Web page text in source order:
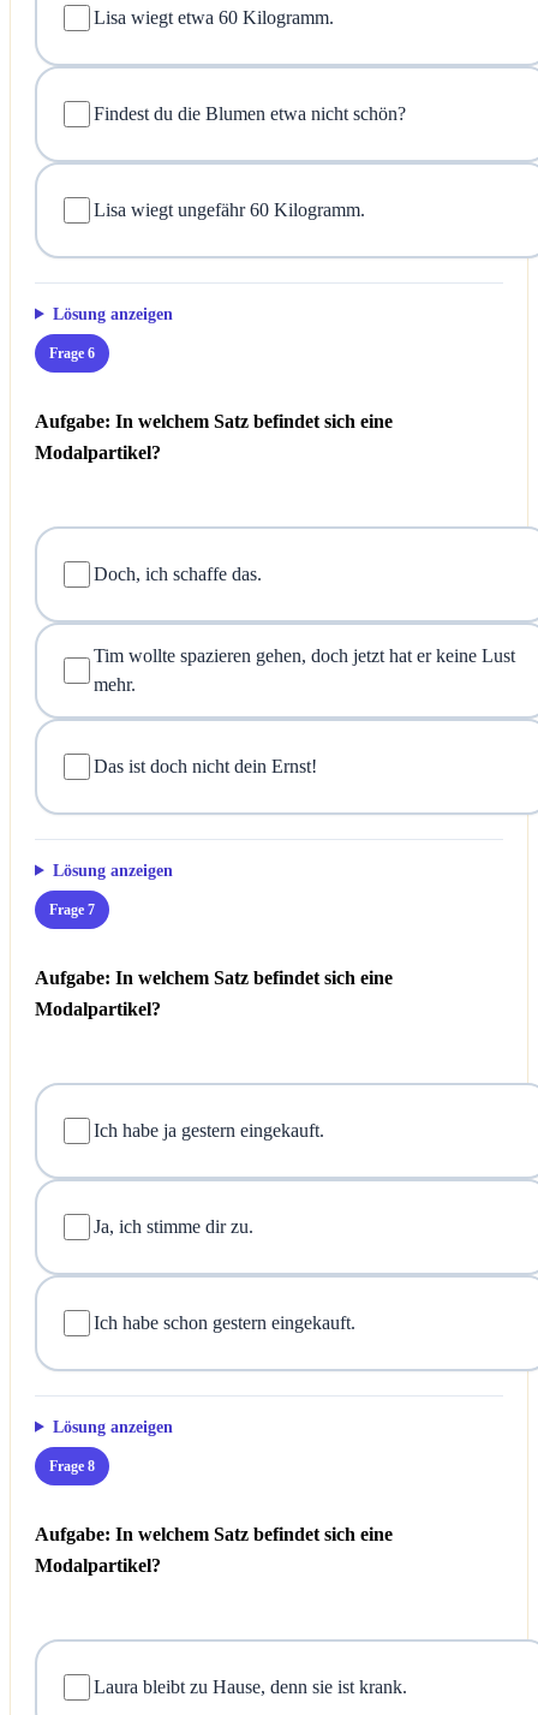
Lisa wiegt etwa 60 Kilogramm.
Findest du die Blumen etwa nicht schön?
Lisa wiegt ungefähr 60 Kilogramm.
Lösung anzeigen
Frage 6
Aufgabe: In welchem Satz befindet sich eine
Modalpartikel?
Doch, ich schaffe das.
Tim wollte spazieren gehen, doch jetzt hat er keine Lust
mehr.
Das ist doch nicht dein Ernst!
Lösung anzeigen
Frage 7
Aufgabe: In welchem Satz befindet sich eine
Modalpartikel?
Ich habe ja gestern eingekauft.
Ja, ich stimme dir zu.
Ich habe schon gestern eingekauft.
Lösung anzeigen
Frage 8
Aufgabe: In welchem Satz befindet sich eine
Modalpartikel?
Laura bleibt zu Hause, denn sie ist krank.